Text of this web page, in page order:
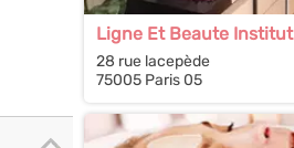
Ligne Et Beaute Institut
28 rue lacepède
75005 Paris 05